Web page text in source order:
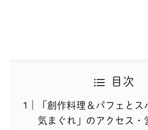
目次
「創作料理＆パフェとス
気まぐれ」のアクセス・